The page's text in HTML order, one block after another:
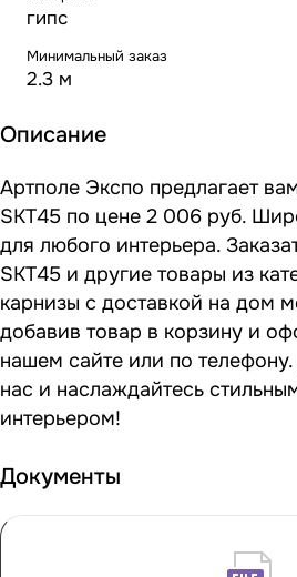
гипс
Минимальный заказ
2.3 м
Описание
Артполе Экспо предлагает
SKT45 по цене 2 006 руб.
для любого интерьера.
SKT45 и другие товары из
карнизы с доставкой на дом
добавив товар в корзину и
нашем сайте или по
нас и наслаждайтесь
интерьером!
Документы